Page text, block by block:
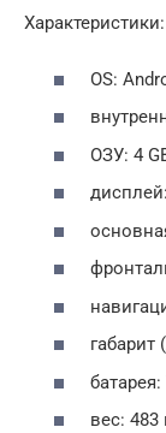
Характеристики:
OS:
ОЗУ: 4
габарит
вес: 483